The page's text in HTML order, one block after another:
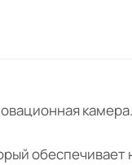
камера.